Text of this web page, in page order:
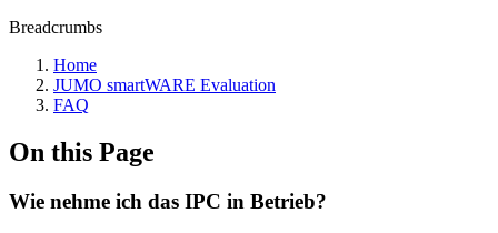
Breadcrumbs
Home
JUMO smartWARE Evaluation
FAQ
On this Page
Wie nehme ich das IPC in Betrieb?